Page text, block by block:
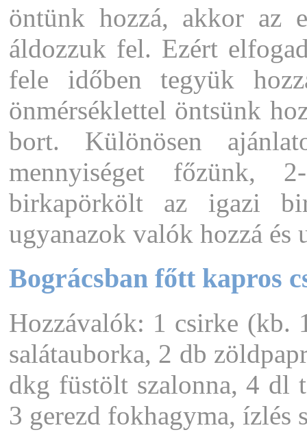
öntünk hozzá, akkor az
áldozzuk fel. Ezért
fele időben tegyük
önmérséklettel öntsünk
bort. Különösen
mennyiséget
birkapörkölt az igazi
ugyanazok valók hozzá és
Bográcsban főtt kapros
Hozzávalók: 1 csirke (kb.
salátauborka, 2 db
dkg füstölt szalonna, 4 dl
3 gerezd fokhagyma, ízlés